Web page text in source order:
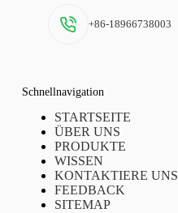
+86-18966738003
Schnellnavigation
STARTSEITE
ÜBER UNS
PRODUKTE
WISSEN
KONTAKTIERE UNS
FEEDBACK
SITEMAP